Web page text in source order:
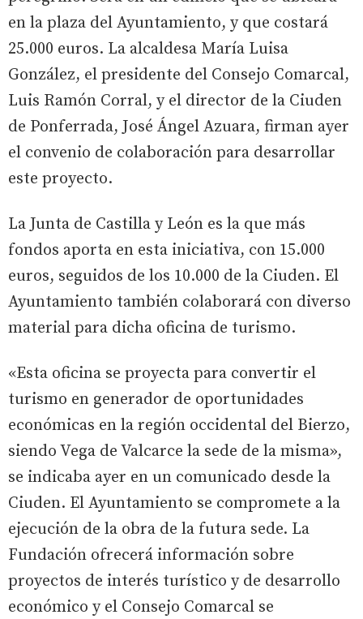
en la plaza del Ayuntamiento, y que costará
25.000 euros. La alcaldesa María Luisa
González, el presidente del Consejo Comarcal,
Luis Ramón Corral, y el director de la Ciuden
de Ponferrada, José Ángel Azuara, firman ayer
el convenio de colaboración para desarrollar
este proyecto.
La Junta de Castilla y León es la que más
fondos aporta en esta iniciativa, con 15.000
euros, seguidos de los 10.000 de la Ciuden. El
Ayuntamiento también colaborará con diverso
material para dicha oficina de turismo.
«Esta oficina se proyecta para convertir el
turismo en generador de oportunidades
económicas en la región occidental del Bierzo,
siendo Vega de Valcarce la sede de la misma»,
se indicaba ayer en un comunicado desde la
Ciuden. El Ayuntamiento se compromete a la
ejecución de la obra de la futura sede. La
Fundación ofrecerá información sobre
proyectos de interés turístico y de desarrollo
económico y el Consejo Comarcal se